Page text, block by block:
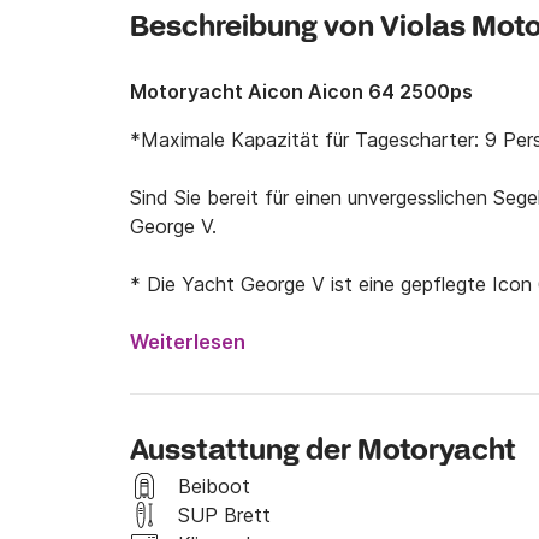
Beschreibung von Violas
Motoryacht Aicon Aicon 64 2500ps
*Maximale Kapazität für Tagescharter: 9
Sind Sie bereit für einen unvergesslichen
George V.
* Die Yacht George V ist eine gepflegte Icon
verfügt über 4 Kabinen, 3 Badezimmer, einen
bis zu 10 Passagiere befördert werden,
* Wir legen Wert auf Qualität,
Yacht daher mit folgenden
Weiterlesen
Ausstattung der Motoryacht
Beiboot
SUP Brett